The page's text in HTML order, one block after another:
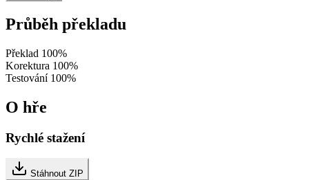
Průběh překladu
Překlad 100%
Korektura 100%
Testování 100%
O hře
Rychlé stažení
Stáhnout ZIP